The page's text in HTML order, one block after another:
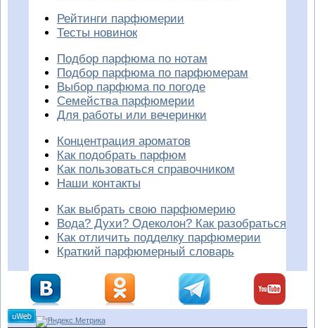
Рейтинги парфюмерии
Тесты новинок
Подбор парфюма по нотам
Подбор парфюма по парфюмерам
Выбор парфюма по погоде
Семейства парфюмерии
Для работы или вечеринки
Концентрация ароматов
Как подобрать парфюм
Как пользоваться справочником
Наши контакты
Как выбрать свою парфюмерию
Вода? Духи? Одеколон? Как разобраться
Как отличить подделку парфюмерии
Краткий парфюмерный словарь